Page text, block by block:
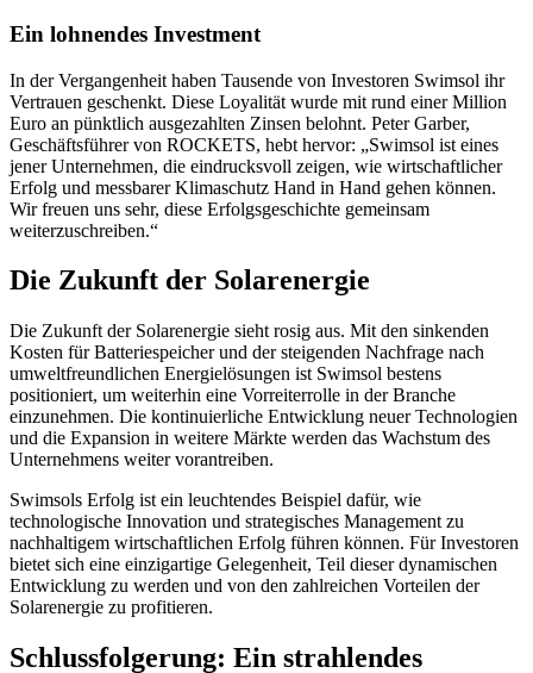
Ein lohnendes Investment
In der Vergangenheit haben Tausende von Investoren Swimsol ihr
Vertrauen geschenkt. Diese Loyalität wurde mit rund einer Million
Euro an pünktlich ausgezahlten Zinsen belohnt. Peter Garber,
Geschäftsführer von ROCKETS, hebt hervor: „Swimsol ist eines
jener Unternehmen, die eindrucksvoll zeigen, wie wirtschaftlicher
Erfolg und messbarer Klimaschutz Hand in Hand gehen können.
Wir freuen uns sehr, diese Erfolgsgeschichte gemeinsam
weiterzuschreiben.“
Die Zukunft der Solarenergie
Die Zukunft der Solarenergie sieht rosig aus. Mit den sinkenden
Kosten für Batteriespeicher und der steigenden Nachfrage nach
umweltfreundlichen Energielösungen ist Swimsol bestens
positioniert, um weiterhin eine Vorreiterrolle in der Branche
einzunehmen. Die kontinuierliche Entwicklung neuer Technologien
und die Expansion in weitere Märkte werden das Wachstum des
Unternehmens weiter vorantreiben.
Swimsols Erfolg ist ein leuchtendes Beispiel dafür, wie
technologische Innovation und strategisches Management zu
nachhaltigem wirtschaftlichen Erfolg führen können. Für Investoren
bietet sich eine einzigartige Gelegenheit, Teil dieser dynamischen
Entwicklung zu werden und von den zahlreichen Vorteilen der
Solarenergie zu profitieren.
Schlussfolgerung: Ein strahlendes